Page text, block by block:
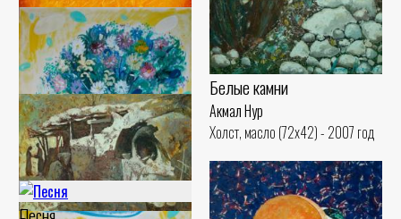
Белые камни
Акмал Нур
Холст, масло (72x42) - 2007 год
Одуванчики
Акмал Нур
Холст, масло (110x100) - 2007
год